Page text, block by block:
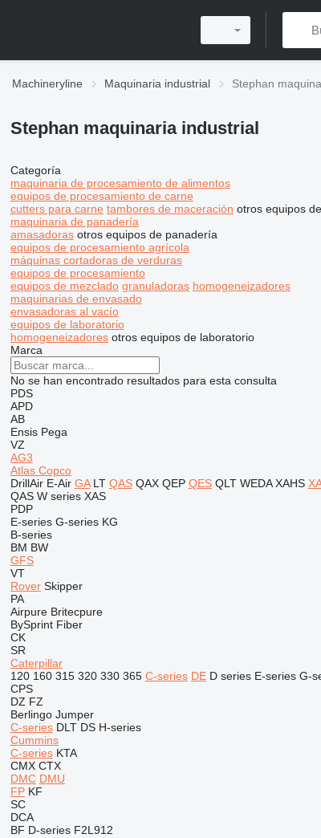
Machineryline Maquinaria industrial Stephan
Stephan maquinaria industrial
Categoría
maquinaria de procesamiento de alimentos
equipos de procesamiento de carne
cutters para carne tambores de maceración otros equipos
maquinaria de panadería
amasadoras otros equipos de panadería
equipos de procesamiento agrícola
máquinas cortadoras de verduras
equipos de procesamiento
equipos de mezclado granuladoras homogeneizadores
maquinarias de envasado
envasadoras al vacío
equipos de laboratorio
homogeneizadores otros equipos de laboratorio
Marca
No se han encontrado resultados para esta consulta
PDS
APD
AB
Ensis Pega
VZ
AG3
Atlas Copco
DrillAir E-Air GA LT QAS QAX QEP QES QLT WEDA XAHS
QAS W series XAS
PDP
E-series G-series KG
B-series
BM BW
GFS
VT
Rover Skipper
PA
Airpure Britecpure
BySprint Fiber
CK
SR
Caterpillar
120 160 315 320 330 365 C-series DE D series E-series G-
CPS
DZ FZ
Berlingo Jumper
C-series DLT DS H-series
Cummins
C-series KTA
CMX CTX
DMC DMU
FP KF
SC
DCA
BF D-series F2L912